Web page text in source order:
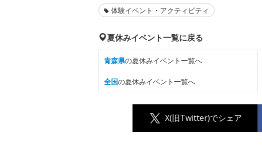
体験イベント・アクティビティ
夏休みイベント一覧に戻る
青森県の夏休みイベント一覧へ
全国の夏休みイベント一覧へ
X(旧Twitter)でシェア